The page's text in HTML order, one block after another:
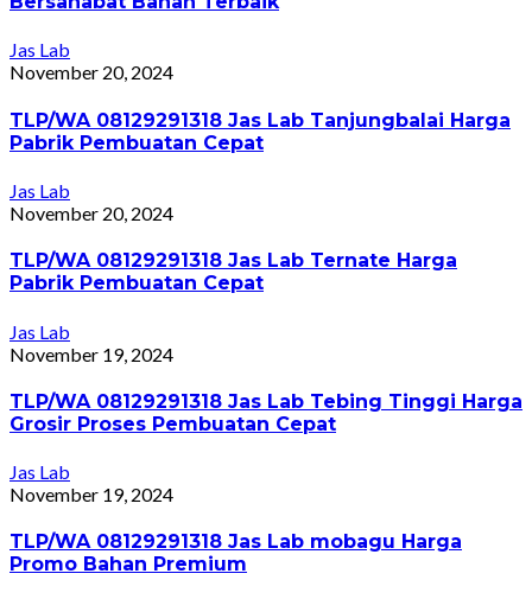
Jas Lab
November 20, 2024
TLP/WA 08129291318 Jas Lab Tanjungbalai Harga
Pabrik Pembuatan Cepat
Jas Lab
November 20, 2024
TLP/WA 08129291318 Jas Lab Ternate Harga
Pabrik Pembuatan Cepat
Jas Lab
November 19, 2024
TLP/WA 08129291318 Jas Lab Tebing Tinggi Harga
Grosir Proses Pembuatan Cepat
Jas Lab
November 19, 2024
TLP/WA 08129291318 Jas Lab mobagu Harga
Promo Bahan Premium